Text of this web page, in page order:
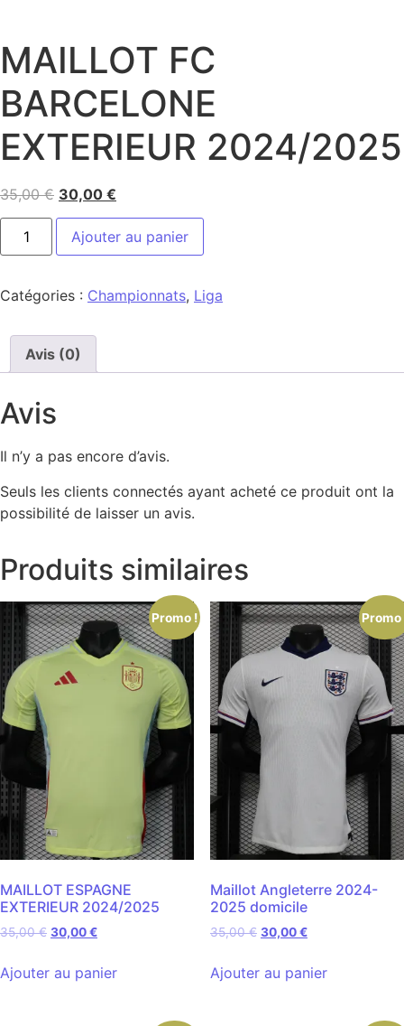
MAILLOT FC
BARCELONE
EXTERIEUR 2024/2025
35,00€ 30,00 €
Ajouter au panier
Catégories : Championnats, Liga
Avis (0)
Avis
Il n’y a pas encore d’avis.
Seuls les clients connectés ayant acheté ce produit ont la
possibilité de laisser un avis.
Produits similaires
Promo !
MAILLOT ESPAGNE
EXTERIEUR 2024/2025
35,00€ 30,00€
Ajouter au panier
Promo
Maillot Angleterre 2024-
2025 domicile
35,00€ 30,00€
Ajouter au panier